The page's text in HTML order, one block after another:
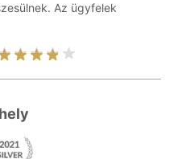
Az ügyfelek